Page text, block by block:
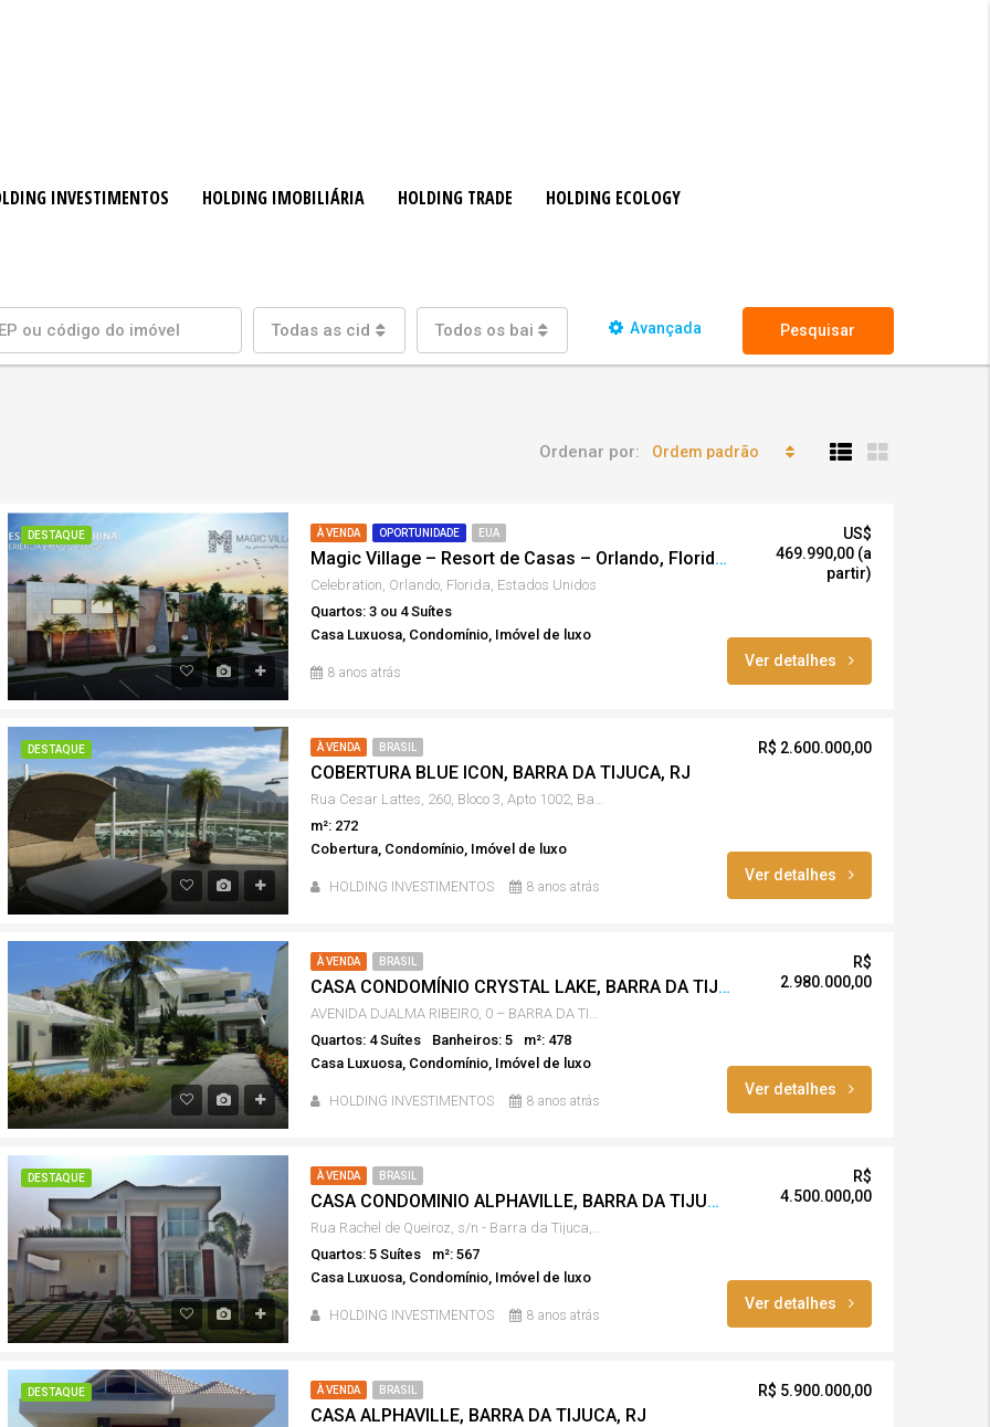
INVESTIMENTOS HOLDING IMOBILIÁRIA HOLDING TRADE HOLDING ECOLOGY
Todas as cidades Todos os bairros Avançada Pesquisar
Ordenar por: Ordem padrão
DESTAQUE À VENDA OPORTUNIDADE EUA
Magic Village – Resort de Casas – Orlando, Florida, USA
Celebration, Orlando, Florida, Estados Unidos
Quartos: 3 ou 4 Suítes
Casa Luxuosa, Condomínio, Imóvel de luxo
8 anos atrás
US$
469.990,00 (a
partir)
Ver detalhes
DESTAQUE À VENDA BRASIL
COBERTURA BLUE ICON, BARRA DA TIJUCA, RJ
Rua Cesar Lattes, 260, Bloco 3, Apto 1002, Barra da Tijuca, RJ
m²: 272
Cobertura, Condomínio, Imóvel de luxo
HOLDING INVESTIMENTOS 8 anos atrás
R$ 2.600.000,00
Ver detalhes
À VENDA BRASIL
CASA CONDOMÍNIO CRYSTAL LAKE, BARRA DA TIJUCA, RJ
AVENIDA DJALMA RIBEIRO, 0 – BARRA DA TIJUCA, RIO DE JANEIRO – RJ – CEP: 22790-790
Quartos: 4 Suítes
Banheiros: 5
m²: 478
Casa Luxuosa, Condomínio, Imóvel de luxo
HOLDING INVESTIMENTOS 8 anos atrás
R$
2.980.000,00
Ver detalhes
DESTAQUE À VENDA BRASIL
CASA CONDOMINIO ALPHAVILLE, BARRA DA TIJUCA, RJ
Rua Rachel de Queiroz, s/n - Barra da Tijuca, Rio de Janeiro - RJ, 22793-310, Brasil
Quartos: 5 Suítes
m²: 567
Casa Luxuosa, Condomínio, Imóvel de luxo
HOLDING INVESTIMENTOS 8 anos atrás
R$
4.500.000,00
Ver detalhes
DESTAQUE À VENDA BRASIL
CASA ALPHAVILLE, BARRA DA TIJUCA, RJ
R$ 5.900.000,00
À VENDA BRASIL
R$ 2.600.000,00 R$ 4.500.000,00